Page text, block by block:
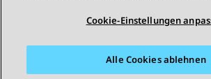
Cookie-Einstellungen
Alle Cookies ablehnen